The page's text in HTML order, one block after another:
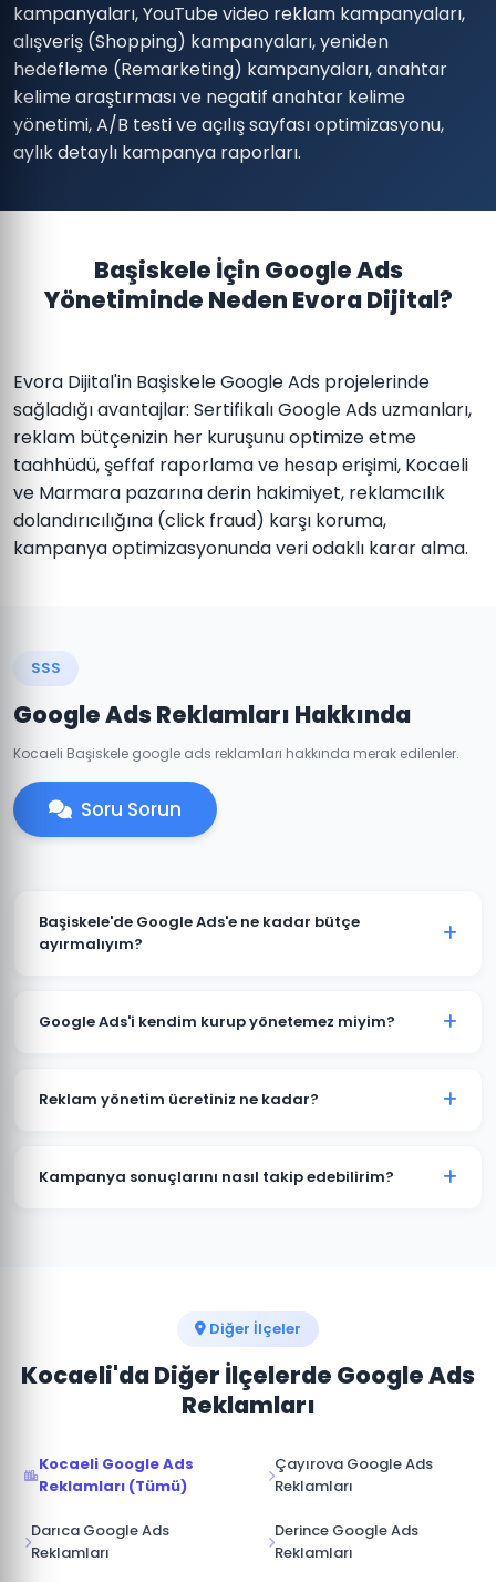
kampanyaları, YouTube video reklam kampanyaları,
alışveriş (Shopping) kampanyaları, yeniden
hedefleme (Remarketing) kampanyaları, anahtar
kelime araştırması ve negatif anahtar kelime
yönetimi, A/B testi ve açılış sayfası optimizasyonu,
aylık detaylı kampanya raporları.
Başiskele İçin Google Ads
Yönetiminde Neden Evora Dijital?
Evora Dijital'in Başiskele Google Ads projelerinde
sağladığı avantajlar: Sertifikalı Google Ads uzmanları,
reklam bütçenizin her kuruşunu optimize etme
taahhüdü, şeffaf raporlama ve hesap erişimi, Kocaeli
ve Marmara pazarına derin hakimiyet, reklamcılık
dolandırıcılığına (click fraud) karşı koruma,
kampanya optimizasyonunda veri odaklı karar alma.
SSS
Google Ads Reklamları Hakkında
Kocaeli Başiskele google ads reklamları hakkında merak edilenler.
Soru Sorun
Başiskele'de Google Ads'e ne kadar bütçe
ayırmalıyım?
TL ile başlanabilir. Ancak anlamlı sonuçlar için 3.000-
Google Ads'i kendim kurup yönetemez miyim?
kampanyalar bütçenizi hızla tüketir. Başiskele'deki
artırmaktadır.
Reklam yönetim ücretiniz ne kadar?
%15-20'si arasında değişmektedir. Başiskele için
Kampanya sonuçlarını nasıl takip edebilirim?
Diğer İlçeler
Kocaeli'da Diğer İlçelerde Google Ads
Reklamları
Kocaeli Google Ads
Reklamları (Tümü)
Çayırova Google Ads
Reklamları
Darıca Google Ads
Reklamları
Derince Google Ads
Reklamları